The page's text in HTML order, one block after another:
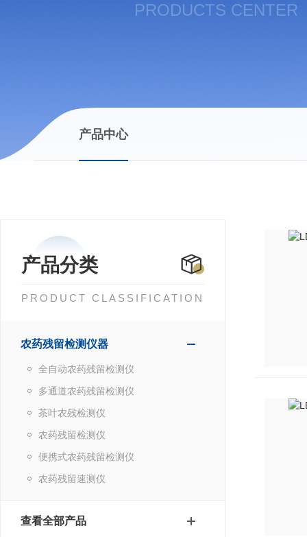
PRODUCTS CENTER
产品中心
产品分类
PRODUCT CLASSIFICATION
农药残留检测仪器
全自动农药残留检测仪
多通道农药残留检测仪
茶叶农残检测仪
农药残留检测仪
便携式农药残留检测仪
农药残留速测仪
查看全部产品